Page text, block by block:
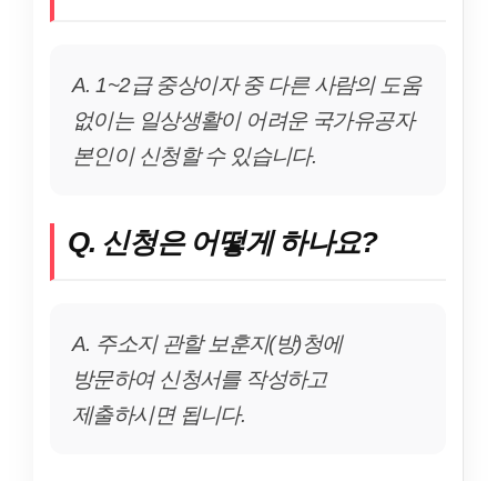
A. 1~2급 중상이자 중 다른 사람의 도움
없이는 일상생활이 어려운 국가유공자
본인이 신청할 수 있습니다.
Q. 신청은 어떻게 하나요?
A. 주소지 관할 보훈지(방)청에
방문하여 신청서를 작성하고
제출하시면 됩니다.